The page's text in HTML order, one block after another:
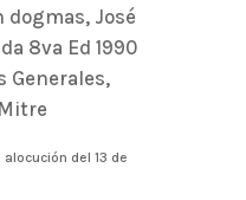
dogmas, José
8va Ed 1990
Generales,
alocución del 13 de